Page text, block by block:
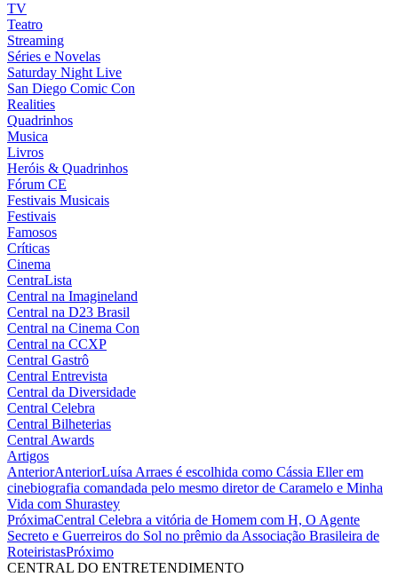
TV
Teatro
Streaming
Séries e Novelas
Saturday Night Live
San Diego Comic Con
Realities
Quadrinhos
Musica
Livros
Heróis & Quadrinhos
Fórum CE
Festivais Musicais
Festivais
Famosos
Críticas
Cinema
CentraLista
Central na Imagineland
Central na D23 Brasil
Central na Cinema Con
Central na CCXP
Central Gastrô
Central Entrevista
Central da Diversidade
Central Celebra
Central Bilheterias
Central Awards
Artigos
AnteriorAnteriorLuísa Arraes é escolhida como Cássia Eller em
cinebiografia comandada pelo mesmo diretor de Caramelo e Minha
Vida com Shurastey
PróximaCentral Celebra a vitória de Homem com H, O Agente
Secreto e Guerreiros do Sol no prêmio da Associação Brasileira de
RoteiristasPróximo
CENTRAL DO ENTRETENDIMENTO